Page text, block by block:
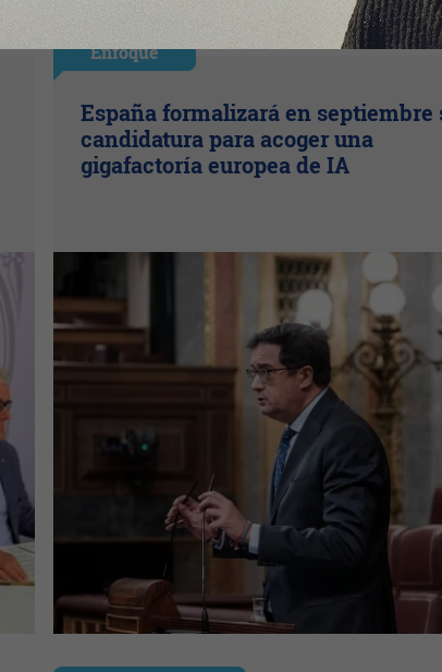
Enfoque
España formalizará en septiembre
candidatura para acoger una
gigafactoría europea de IA